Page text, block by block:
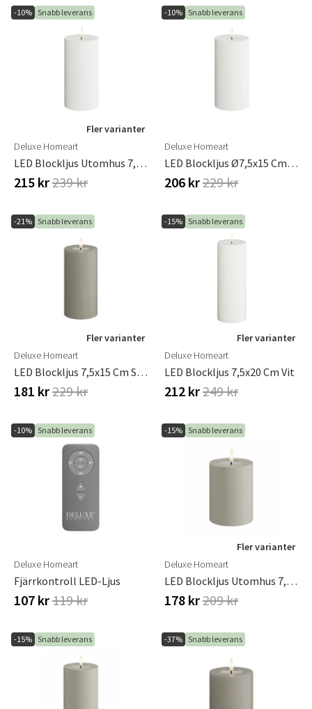
-10% Snabb leverans
Fler varianter
Deluxe Homeart
LED Blockljus Utomhus 7,5x15 Cm Vit
215 kr239 kr
-10% Snabb leverans
Deluxe Homeart
LED Blockljus Ø7,5x15 Cm Vit
206 kr229 kr
-21% Snabb leverans
Fler varianter
Deluxe Homeart
LED Blockljus 7,5x15 Cm Sand
181 kr229 kr
-15% Snabb leverans
Fler varianter
Deluxe Homeart
LED Blockljus 7,5x20 Cm Vit
212 kr249 kr
-10% Snabb leverans
Deluxe Homeart
Fjärrkontroll LED-Ljus
107 kr119 kr
-15% Snabb leverans
Fler varianter
Deluxe Homeart
LED Blockljus Utomhus 7,5x 10 Cm Sand
178 kr209 kr
-15% Snabb leverans -37% Snabb leverans